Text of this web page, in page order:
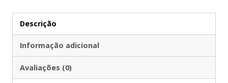
Descrição
Informação adicional
Avaliações (0)